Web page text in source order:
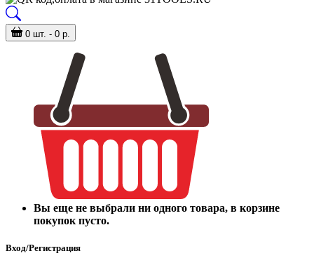
0 шт. - 0 р.
Вы еще не выбрали ни одного товара, в корзине
покупок пусто.
Вход/Регистрация